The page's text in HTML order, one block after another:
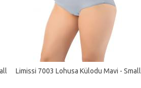
Limissi 7003 Lohusa Külodu Mavi - Small